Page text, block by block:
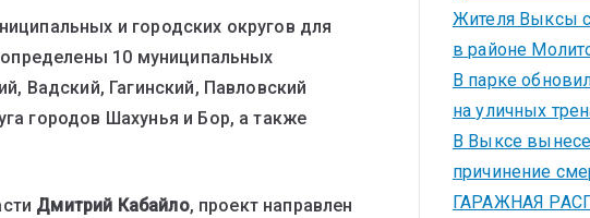
и городских округов для
10 муниципальных
Вадский, Гагинский, Павловский
городов Шахунья и Бор, а также
Дмитрий Кабайло, проект направлен
Жителя Выксы
в районе
В парке
на уличных
В Выксе
причинение
ГАРАЖНАЯ